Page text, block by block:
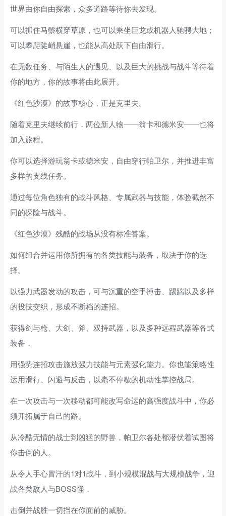
世界由你自由探索，众多道路等待你去发现。
可以抓住马鬃横穿草原，也可以乘坐巨龙或机器人驰骋大地；
可以攀爬陡峭悬崖，也能从高处跃下自由滑行。
在无数任务、与陌生人的遇见、以及巨大的挑战与战斗等待着
你的地方，你的故事将由此展开。
《红色沙漠》的故事核心，正是克里夫。
随着克里夫继续前行，两位新人物——翁卡和德米安——也将
加入旅程。
你可以选择游玩翁卡或德米安，自由穿行帕卫尔，并推进丰富
多样的支线任务。
通过每位角色独有的战斗风格、专属武器与技能，体验截然不
同的探险与战斗。
《红色沙漠》残酷的战场从没有标准答案。
如何组合并运用你所拥有的各类技能与装备，取决于你的选
择。
以强力武器发动的攻击，可与沉重的空手搏击、踢踹以及多样
的投技交织，形成不断档的连招。
获得剑与枪、大剑、斧、双持武器，以及多种远程武器等各式
装备，
用强势连招攻击施放强力技能与元素强化能力。你也能策略性
运用滑行、闪避与反击，以毫不停歇的机动性掌控战局。
在一次攻击与一次移动都可能改写命运的高强度战斗中，你必
须开拓属于自己的路。
从冷酷无情的战士到凶猛的野兽，帕卫尔各处都潜伏着试图将
你击倒的人。
从令人手心冒汗的1对1战斗，到小规模混战与大规模战争，迎
战各类敌人与BOSS怪，
击倒并战胜一切挡在你面前的威胁。